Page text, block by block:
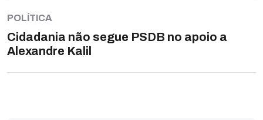
POLÍTICA
Cidadania não segue PSDB no apoio a
Alexandre Kalil